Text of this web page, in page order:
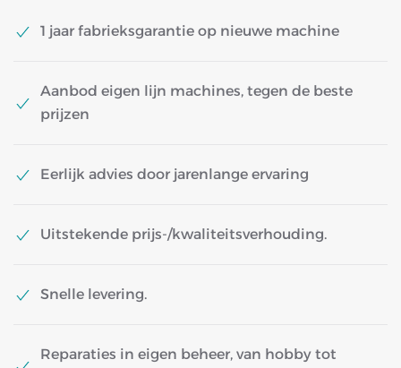
1 jaar fabrieksgarantie op nieuwe machine
Aanbod eigen lijn machines, tegen de beste
prijzen
Eerlijk advies door jarenlange ervaring
Uitstekende prijs-/kwaliteitsverhouding.
Snelle levering.
Reparaties in eigen beheer, van hobby tot